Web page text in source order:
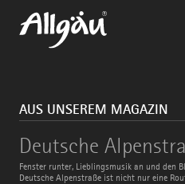
AUS UNSEREM MAGAZIN
Deutsche
Fenster runter, Lieblingsmusik an und den
Deutsche Alpenstraße ist nicht nur eine
Deutsche
Alpenstraße